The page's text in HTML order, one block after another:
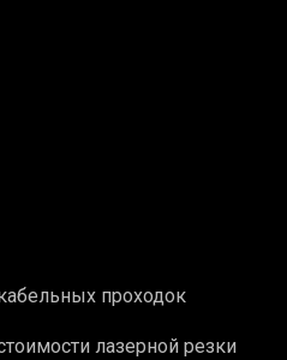
проходок
лазерной резки